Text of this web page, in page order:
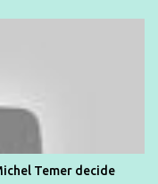
de risco ou têm seus
cobra do Brasil
Temer decide